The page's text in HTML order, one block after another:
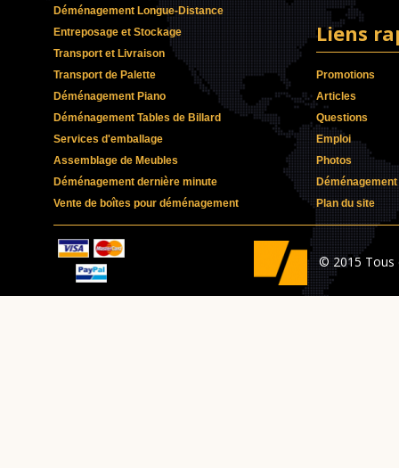
Déménagement Longue-Distance
Entreposage et Stockage
Transport et Livraison
Transport de Palette
Déménagement Piano
Déménagement Tables de Billard
Services d'emballage
Assemblage de Meubles
Déménagement dernière minute
Vente de boîtes pour déménagement
Promotions
Articles
Questions
Emploi
Photos
Plan du site
Liens
© 2015 Tous